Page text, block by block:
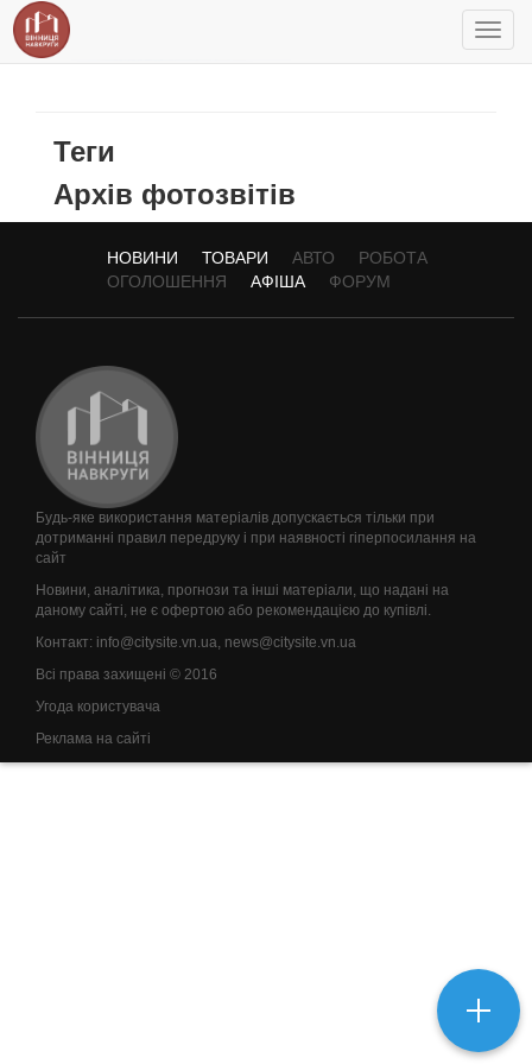
Теги
Архів фотозвітів
НОВИНИ ТОВАРИ АВТО
РОБОТА
ОГОЛОШЕННЯ
АФІША ФОРУМ
Будь-яке використання матеріалів допускається тільки при
дотриманні правил передруку і при наявності гіперпосилання на
сайт
Новини, аналітика, прогнози та інші матеріали, що надані на
даному сайті, не є офертою або рекомендацією до купівлі.
Контакт: info@citysite.vn.ua, news@citysite.vn.ua
Всі права захищені © 2016
Угода користувача
Реклама на сайті